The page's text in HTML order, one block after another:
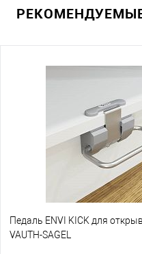
Педаль ENVI KICK для
VAUTH-SAGEL